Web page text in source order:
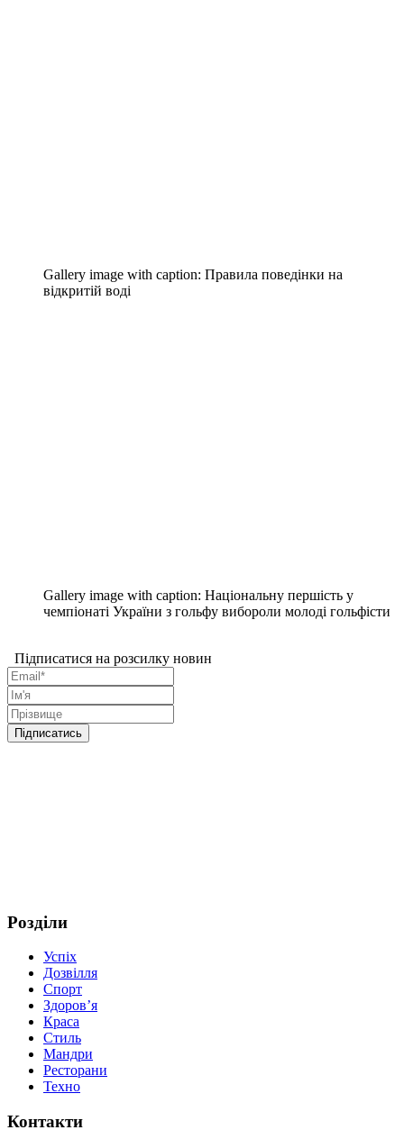
Gallery image with caption: Правила поведінки на
відкритій воді
Gallery image with caption: Національну першість у
чемпіонаті України з гольфу вибороли молоді гольфісти
Підписатися на розсилку новин
Розділи
Успіх
Дозвілля
Спорт
Здоров’я
Краса
Стиль
Мандри
Ресторани
Техно
Контакти